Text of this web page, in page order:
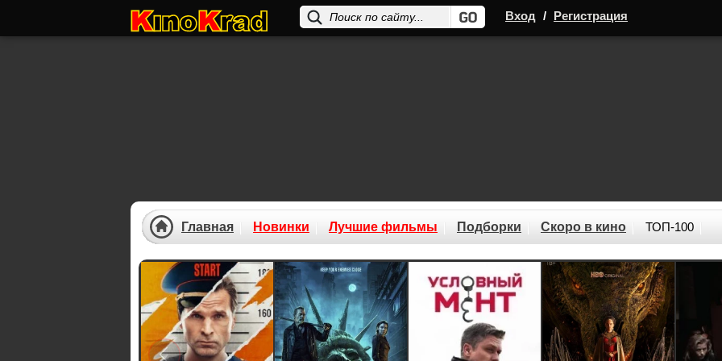
Вход / Регистрация
Previous
Главная Новинки Лучшие фильмы Подборки Скоро в кино ТОП-100